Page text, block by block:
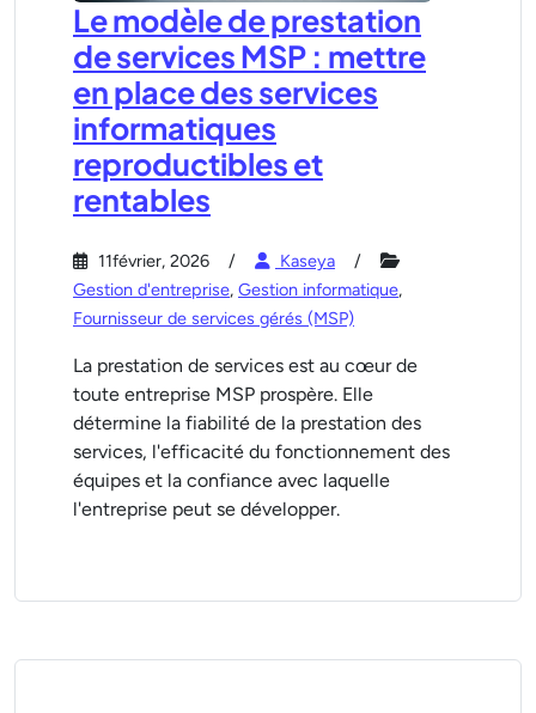
Le modèle de prestation
de services MSP : mettre
en place des services
informatiques
reproductibles et
rentables
11février, 2026
Kaseya
Gestion d'entreprise, Gestion informatique,
Fournisseur de services gérés (MSP)
La prestation de services est au cœur de
toute entreprise MSP prospère. Elle
détermine la fiabilité de la prestation des
services, l'efficacité du fonctionnement des
équipes et la confiance avec laquelle
l'entreprise peut se développer.